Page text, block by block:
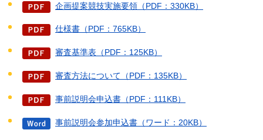
企画提案競技実施要領（PDF：330KB）
仕様書（PDF：765KB）
審査基準表（PDF：125KB）
審査方法について（PDF：135KB）
事前説明会申込書（PDF：111KB）
事前説明会参加申込書（ワード：20KB）